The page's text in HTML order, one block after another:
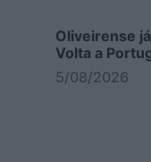
Oliveirense
Volta a
5/08/2026